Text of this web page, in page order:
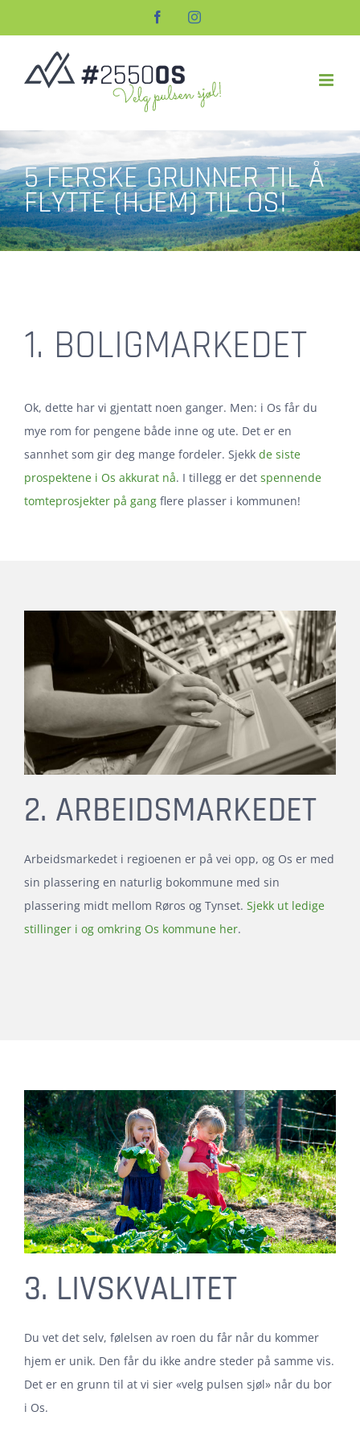
to
FacebookInstagram
5 FERSKE GRUNNER TIL Å
FLYTTE (HJEM) TIL OS!
1. BOLIGMARKEDET
Ok, dette har vi gjentatt noen ganger. Men: i Os får du
mye rom for pengene både inne og ute. Det er en
sannhet som gir deg mange fordeler. Sjekk de siste
prospektene i Os akkurat nå. I tillegg er det spennende
tomteprosjekter på gang flere plasser i kommunen!
2. ARBEIDSMARKEDET
Arbeidsmarkedet i regioenen er på vei opp, og Os er med
sin plassering en naturlig bokommune med sin
plassering midt mellom Røros og Tynset. Sjekk ut ledige
stillinger i og omkring Os kommune her.
3. LIVSKVALITET
Du vet det selv, følelsen av roen du får når du kommer
hjem er unik. Den får du ikke andre steder på samme vis.
Det er en grunn til at vi sier «velg pulsen sjøl» når du bor
i Os.